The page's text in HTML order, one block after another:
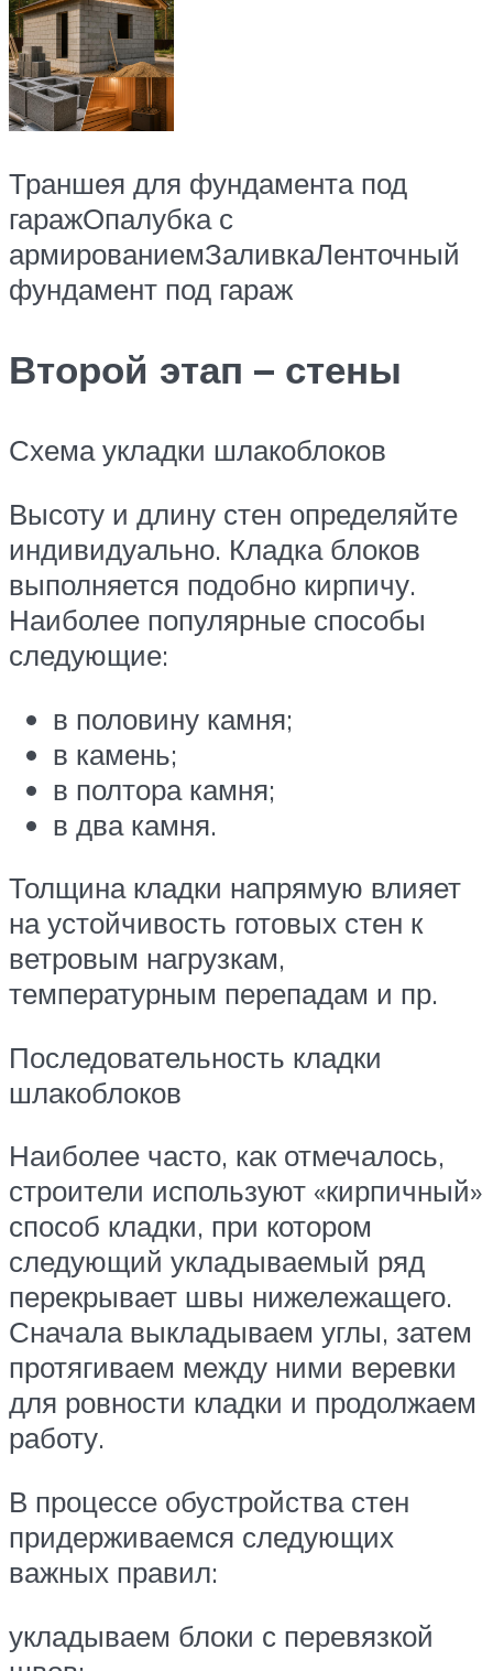
Траншея для фундамента под
гаражОпалубка с
армированиемЗаливкаЛенточный
фундамент под гараж
Второй этап – стены
Схема укладки шлакоблоков
Высоту и длину стен определяйте
индивидуально. Кладка блоков
выполняется подобно кирпичу.
Наиболее популярные способы
следующие:
в половину камня;
в камень;
в полтора камня;
в два камня.
Толщина кладки напрямую влияет
на устойчивость готовых стен к
ветровым нагрузкам,
температурным перепадам и пр.
Последовательность кладки
шлакоблоков
Наиболее часто, как отмечалось,
строители используют «кирпичный»
способ кладки, при котором
следующий укладываемый ряд
перекрывает швы нижележащего.
Сначала выкладываем углы, затем
протягиваем между ними веревки
для ровности кладки и продолжаем
работу.
В процессе обустройства стен
придерживаемся следующих
важных правил:
укладываем блоки с перевязкой